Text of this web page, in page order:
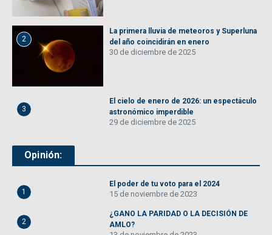
2
La primera lluvia de meteoros y Superluna
del año coincidirán en enero
30 de diciembre de 2025
3
El cielo de enero de 2026: un espectáculo
astronómico imperdible
29 de diciembre de 2025
Opinión:
1
El poder de tu voto para el 2024
15 de noviembre de 2023
2
¿GANO LA PARIDAD O LA DECISIÓN DE
AMLO?